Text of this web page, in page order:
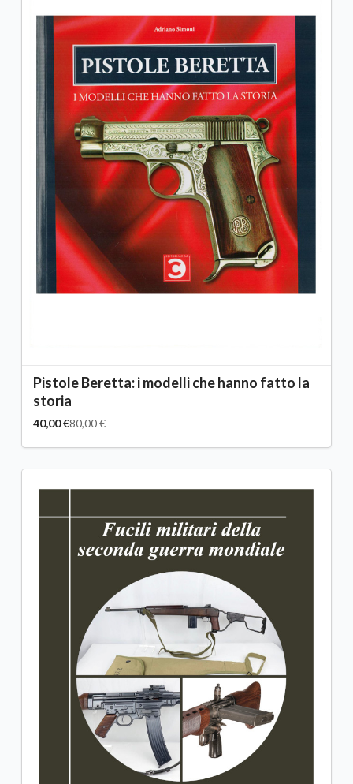
Pistole Beretta: i modelli che hanno fatto la
storia
40,00 €80,00 €